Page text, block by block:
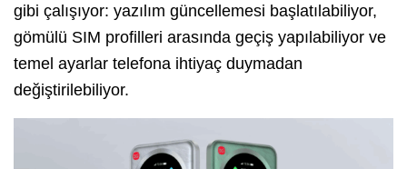
gibi çalışıyor: yazılım güncellemesi başlatılabiliyor,
gömülü SIM profilleri arasında geçiş yapılabiliyor ve
temel ayarlar telefona ihtiyaç duymadan
değiştirilebiliyor.